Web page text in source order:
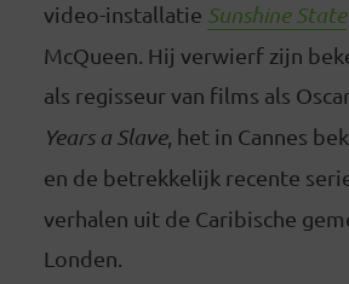
video-installatie Sunshine State
McQueen. Hij verwierf zijn
als regisseur van films als
Years a Slave, het in Cannes
en de betrekkelijk recente
verhalen uit de Caribische
Londen.